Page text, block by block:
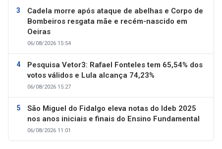
Cadela morre após ataque de abelhas e Corpo de
Bombeiros resgata mãe e recém-nascido em
Oeiras
06/08/2026 15:54
Pesquisa Vetor3: Rafael Fonteles tem 65,54% dos
votos válidos e Lula alcança 74,23%
06/08/2026 15:27
São Miguel do Fidalgo eleva notas do Ideb 2025
nos anos iniciais e finais do Ensino Fundamental
06/08/2026 11:01